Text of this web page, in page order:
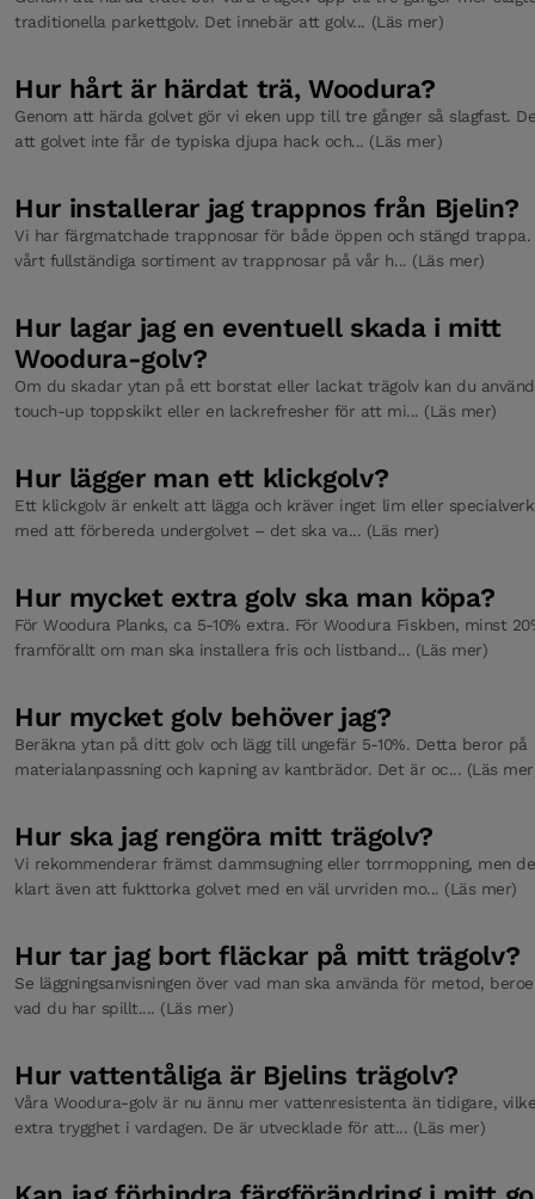
traditionella parkettgolv. Det innebär att golv... (Läs mer)
Hur hårt är härdat trä, Woodura?
Genom att härda golvet gör vi eken upp till tre gånger så slagfast.
att golvet inte får de typiska djupa hack och... (Läs mer)
Hur installerar jag trappnos från Bjelin?
Vi har färgmatchade trappnosar för både öppen och stängd
vårt fullständiga sortiment av trappnosar på vår h... (Läs mer)
Hur lagar jag en eventuell skada i mitt
Woodura-golv?
Om du skadar ytan på ett borstat eller lackat trägolv kan du
touch-up toppskikt eller en lackrefresher för att mi... (Läs mer)
Hur lägger man ett klickgolv?
Ett klickgolv är enkelt att lägga och kräver inget lim eller
med att förbereda undergolvet – det ska va... (Läs mer)
Hur mycket extra golv ska man köpa?
För Woodura Planks, ca 5-10% extra. För Woodura Fiskben, minst
framförallt om man ska installera fris och listband... (Läs mer)
Hur mycket golv behöver jag?
Beräkna ytan på ditt golv och lägg till ungefär 5-10%. Detta beror på
materialanpassning och kapning av kantbrädor. Det är oc... (Läs
Hur ska jag rengöra mitt trägolv?
Vi rekommenderar främst dammsugning eller torrmoppning, men
klart även att fukttorka golvet med en väl urvriden mo... (Läs mer)
Hur tar jag bort fläckar på mitt trägolv?
Se läggningsanvisningen över vad man ska använda för metod,
vad du har spillt.... (Läs mer)
Hur vattentåliga är Bjelins trägolv?
Våra Woodura-golv är nu ännu mer vattenresistenta än tidigare,
extra trygghet i vardagen. De är utvecklade för att... (Läs mer)